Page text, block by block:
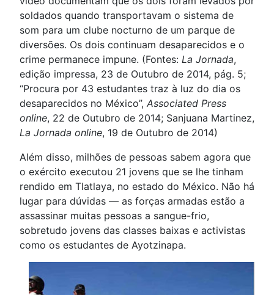
soldados quando transportavam o sistema de
som para um clube nocturno de um parque de
diversões. Os dois continuam desaparecidos e o
crime permanece impune. (Fontes: La Jornada,
edição impressa, 23 de Outubro de 2014, pág. 5;
“Procura por 43 estudantes traz à luz do dia os
desaparecidos no México”, Associated Press
online, 22 de Outubro de 2014; Sanjuana Martinez,
La Jornada online, 19 de Outubro de 2014)
Além disso, milhões de pessoas sabem agora que
o exército executou 21 jovens que se lhe tinham
rendido em Tlatlaya, no estado do México. Não há
lugar para dúvidas — as forças armadas estão a
assassinar muitas pessoas a sangue-frio,
sobretudo jovens das classes baixas e activistas
como os estudantes de Ayotzinapa.